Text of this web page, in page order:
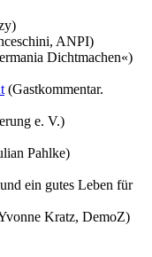
ANPI)
Dichtmachen«)
(Gastkommentar.
e. V.)
Pahlke)
ein gutes Leben für
Kratz, DemoZ)